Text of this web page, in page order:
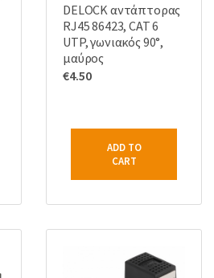
DELOCK αντάπτορας
RJ45 86423, CAT 6
UTP, γωνιακός 90°,
μαύρος
€4.50
ADD TO
CART